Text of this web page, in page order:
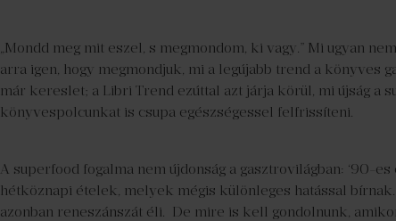
„Mondd meg mit eszel, s megmondom, ki vagy.” Mi ugyan
arra igen, hogy megmondjuk, mi a legújabb trend a könyves
már kereslet; a Libri Trend ezúttal azt járja körül, mi újság a
könyvespolcunkat is csupa egészségessel felfrissíteni.
A superfood fogalma nem újdonság a gasztrovilágban: ‘90-
hétköznapi ételek, melyek mégis különleges hatással
azonban reneszánszát éli. De mire is kell gondolnunk,